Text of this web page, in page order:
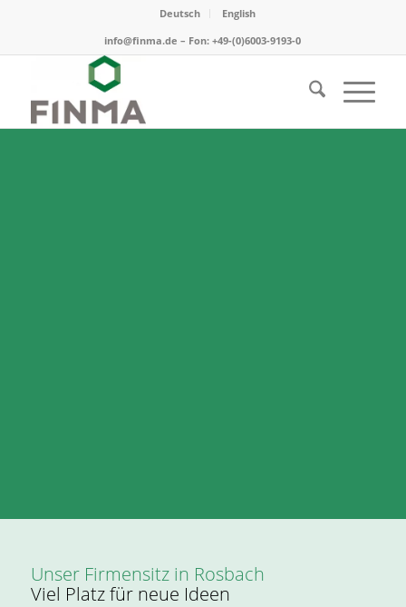
Deutsch
English
info@finma.de – Fon: +49-(0)6003-9193-0
Unser Firmensitz in Rosbach
Viel Platz für neue Ideen